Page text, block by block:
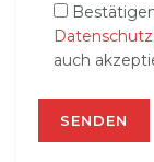
auch